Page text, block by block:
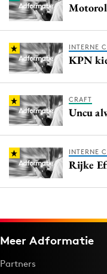
INTERNE
KPN
CRAFT
Uncu
INTERNE
Rijke
Meer Adformatie
Partners